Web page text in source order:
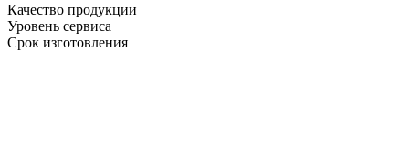
Качество продукции
Уровень сервиса
Срок изготовления